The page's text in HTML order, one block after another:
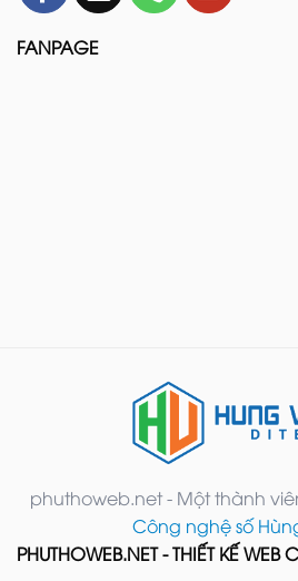
FANPAGE
phuthoweb.net - Một thành
Công nghệ số
PHUTHOWEB.NET - THIẾT KẾ WEB